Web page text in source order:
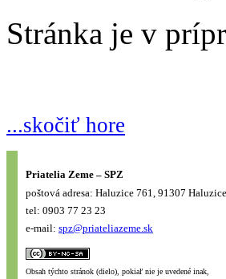
Stránka je v
...skočiť hore
Priatelia Zeme – SPZ
poštová adresa: Haluzice 761, 91307 Haluzice
tel: 0903 77 23 23
e-mail: spz@priateliazeme.sk
Obsah týchto stránok (dielo), pokiaľ nie je uvedené inak,